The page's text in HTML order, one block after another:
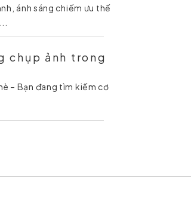
ánh sáng chiếm ưu thế
chụp ảnh trong
– Bạn đang tìm kiếm cơ